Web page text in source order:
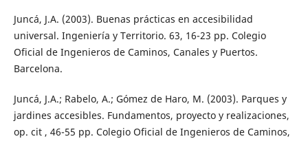
Juncá, J.A. (2003). Buenas prácticas en accesibilidad
universal. Ingeniería y Territorio. 63, 16-23 pp. Colegio
Oficial de Ingenieros de Caminos, Canales y Puertos.
Barcelona.
Juncá, J.A.; Rabelo, A.; Gómez de Haro, M. (2003). Parques y
jardines accesibles. Fundamentos, proyecto y realizaciones,
op. cit , 46-55 pp. Colegio Oficial de Ingenieros de Caminos,